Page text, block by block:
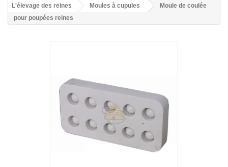
L'élevage des reines
Moules à cupules
Moule de coulée
pour poupées reines